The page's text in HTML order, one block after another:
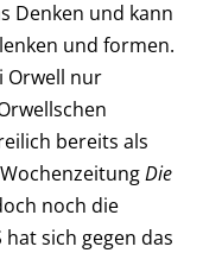
Denken und kann
und formen.
Orwell nur
bereits als
Die
noch die
hat sich gegen das